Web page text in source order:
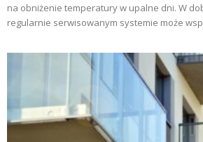
na obniżenie temperatury w upalne dni. W
regularnie serwisowanym systemie może